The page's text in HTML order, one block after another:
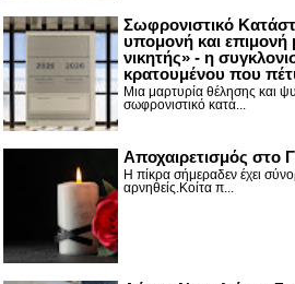
Σωφρονιστικό
υπομονή και επιμονή
νικητής» - η
κρατουμένου που
Μια μαρτυρία θέλησης και
σωφρονιστικό κατά...
Αποχαιρετισμός στο
Η πίκρα σήμεραδεν έχει
αρνηθείς.Κοίτα π...